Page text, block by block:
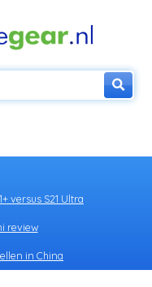
versus S21 Ultra
review
in China